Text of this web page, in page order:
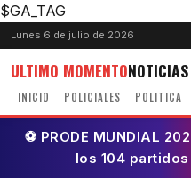
$GA_TAG
Lunes 6 de julio de 2026
ULTIMO MOMENTO
INICIO POLICIALES POLITICA
⚽ PRODE MUNDIAL
los 104